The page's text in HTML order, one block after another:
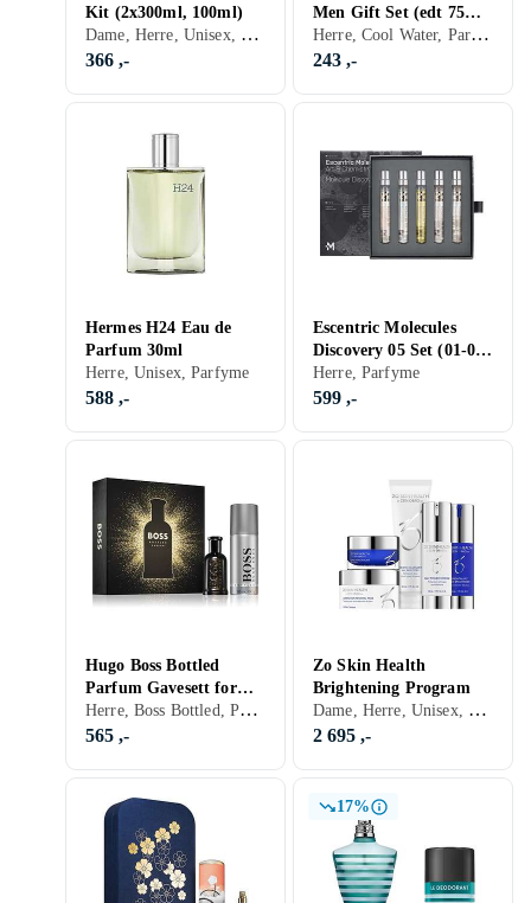
Kit (2x300ml, 100ml)
Dame, Herre, Unisex, Hårpleie
366 ,-
Men Gift Set (edt 75
ml, Deodorant Stick 70
g)
Herre, Cool Water, Parfyme
243 ,-
Hermes H24 Eau de
Parfum 30ml
Herre, Unisex, Parfyme
588 ,-
Escentric Molecules
Discovery 05 Set (01-05
8.5ml, 5x8.5ml)
Herre, Parfyme
599 ,-
Hugo Boss Bottled
Parfum Gavesett for
menn
Herre, Boss Bottled, Parfyme
565 ,-
Zo Skin Health
Brightening Program
Dame, Herre, Unisex, Hudpleie
2 695 ,-
17%